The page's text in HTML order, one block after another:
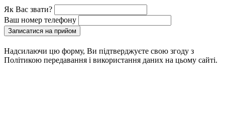
Як Вас звати?
Ваш номер телефону
Записатися на прийом
Надсилаючи цю форму, Ви підтверджуєте свою згоду з
Політикою передавання і використання даних на цьому сайті.